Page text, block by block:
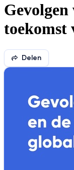
toekomst
Delen